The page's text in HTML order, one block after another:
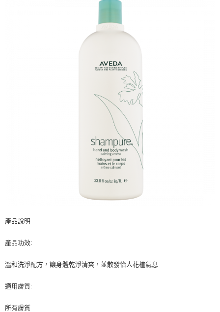
產品說明
產品功效:
溫和洗淨配方，讓身體乾淨清爽，並散發怡人花植氣息
適用膚質:
所有膚質